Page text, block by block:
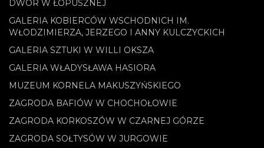
DWÓR W ŁOPUSZNEJ
GALERIA KOBIERCÓW WSCHODNICH IM.
WŁODZIMIERZA, JERZEGO I ANNY KULCZYCKICH
GALERIA SZTUKI W WILLI OKSZA
GALERIA WŁADYSŁAWA HASIORA
MUZEUM KORNELA MAKUSZYŃSKIEGO
ZAGRODA BAFIÓW W CHOCHOŁOWIE
ZAGRODA KORKOSZÓW W CZARNEJ GÓRZE
ZAGRODA SOŁTYSÓW W JURGOWIE